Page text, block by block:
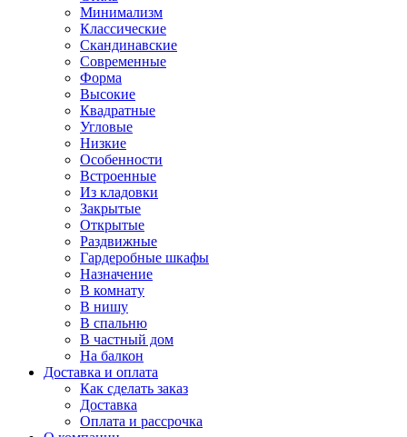
Минимализм
Классические
Скандинавские
Современные
Форма
Высокие
Квадратные
Угловые
Низкие
Особенности
Встроенные
Из кладовки
Закрытые
Открытые
Раздвижные
Гардеробные шкафы
Назначение
В комнату
В нишу
В спальню
В частный дом
На балкон
Доставка и оплата
Как сделать заказ
Доставка
Оплата и рассрочка